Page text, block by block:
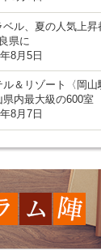
ベル、夏の人気上
県に
8月5日
ル＆リゾート〈岡
内最大級の600室
8月7日